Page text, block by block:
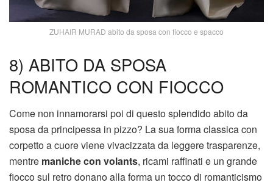
ZUHAIR MURAD abito da sposa con fiocco e spacco
8) ABITO DA SPOSA
ROMANTICO CON FIOCCO
Come non innamorarsi poi di questo splendido abito da
sposa da principessa in pizzo? La sua forma classica con
corpetto a cuore viene vivacizzata da leggere trasparenze,
mentre maniche con volants, ricami raffinati e un grande
fiocco sul retro donano alla forma un tocco di romanticismo